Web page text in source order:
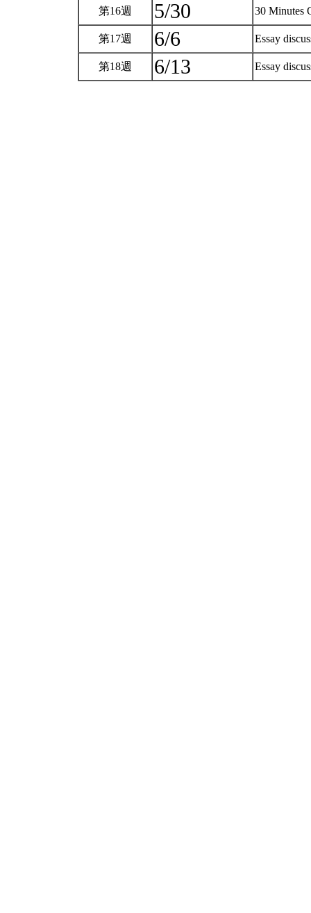
第16週 5/30 30 Minutes
第17週 6/6 Essay
第18週 6/13 Essay